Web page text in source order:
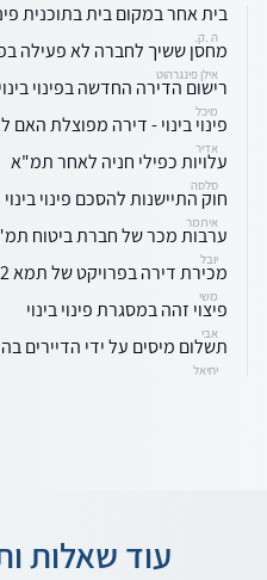
בית אחר במקום בית בתוכנית
ה .ק.
מחסן ששיך לחברה לא פעילה
אילן פינגרהוט
רישום הדירה החדשה בפינוי בינוי
מיכל
פינוי בינוי - דירה מפוצלת
אדיר
עלויות כפילי חניה לאחר תמ"א
סלסה
חוק התיישנות להסכם פינוי בינוי
איתמר
ערבות מכר של חברת ביטוח תמ"א
יובל
מכירת דירה בפרויקט של תמא 38/2
משי
פיצוי זהה במסגרת פינוי בינוי
אבי
תשלום מיסים על ידי הדיירים
יחיאל
עוד שאלות